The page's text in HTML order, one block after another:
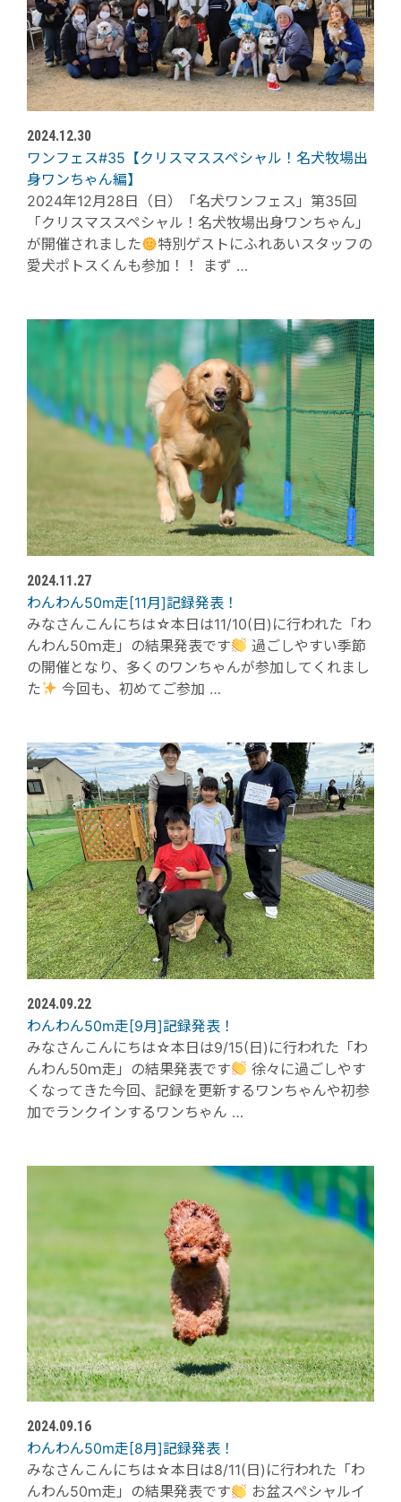
2024.12.30
ワンフェス#35【クリスマススペシャル！名犬牧場出
身ワンちゃん編】
2024年12月28日（日）「名犬ワンフェス」第35回
「クリスマススペシャル！名犬牧場出身ワンちゃん」
が開催されました
特別ゲストにふれあいスタッフの
愛犬ポトスくんも参加！！ まず …
2024.11.27
わんわん50m走[11月]記録発表！
みなさんこんにちは☆本日は11/10(日)に行われた「わ
んわん50ｍ走」の結果発表です
過ごしやすい季節
の開催となり、多くのワンちゃんが参加してくれまし
た
今回も、初めてご参加 …
2024.09.22
わんわん50m走[9月]記録発表！
みなさんこんにちは☆本日は9/15(日)に行われた「わ
んわん50ｍ走」の結果発表です
徐々に過ごしやす
くなってきた今回、記録を更新するワンちゃんや初参
加でランクインするワンちゃん …
2024.09.16
わんわん50m走[8月]記録発表！
みなさんこんにちは☆本日は8/11(日)に行われた「わ
んわん50ｍ走」の結果発表です
お盆スペシャルイ